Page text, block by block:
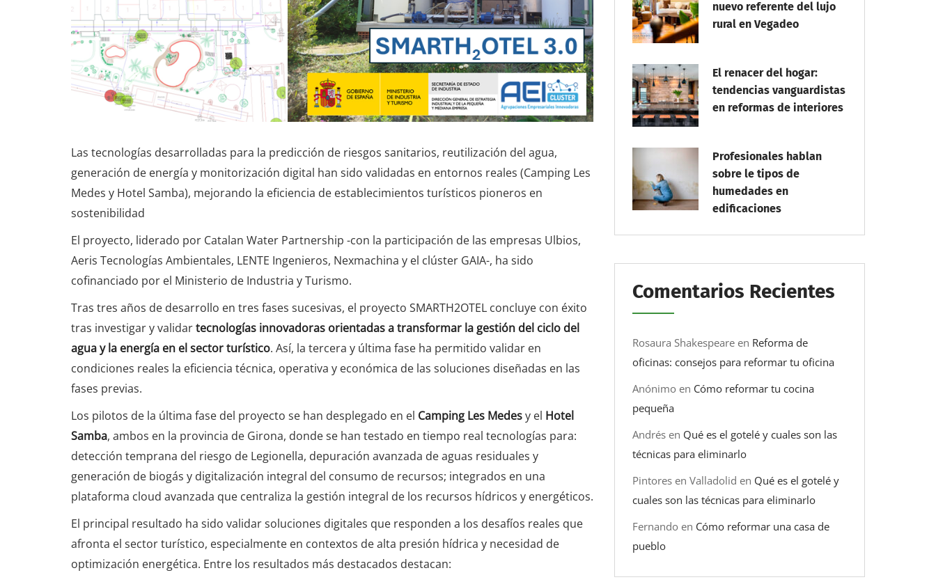
Las tecnologías desarrolladas para la predicción de riesgos sanitarios, reutilización del agua,
generación de energía y monitorización digital han sido validadas en entornos reales (Camping Les
Medes y Hotel Samba), mejorando la eficiencia de establecimientos turísticos pioneros en
sostenibilidad
El proyecto, liderado por Catalan Water Partnership -con la participación de las empresas Ulbios,
Aeris Tecnologías Ambientales, LENTE Ingenieros, Nexmachina y el clúster GAIA-, ha sido
cofinanciado por el Ministerio de Industria y Turismo.
Tras tres años de desarrollo en tres fases sucesivas, el proyecto SMARTH2OTEL concluye con éxito
tras investigar y validartecnologías innovadoras orientadas a transformar la gestión del ciclo del
agua y la energía en el sector turístico. Así, la tercera y última fase ha permitido validar en
condiciones reales la eficiencia técnica, operativa y económica de las soluciones diseñadas en las
fases previas.
Los pilotos de la última fase del proyecto se han desplegado en el Camping Les Medesy el Hotel
Samba, ambos en la provincia de Girona, donde se han testado en tiempo real tecnologías para:
detección temprana del riesgo de Legionella, depuración avanzada de aguas residuales y
generación de biogás y digitalización integral del consumo de recursos; integrados en una
plataforma cloud avanzada que centraliza la gestión integral de los recursos hídricos y energéticos.
El principal resultado ha sido validar soluciones digitales que responden a los desafíos reales que
afronta el sector turístico, especialmente en contextos de alta presión hídrica y necesidad de
optimización energética. Entre los resultados más destacados destacan:
nuevo referente del lujo
rural en Vegadeo
El renacer del hogar:
tendencias vanguardistas
en reformas de interiores
Profesionales hablan
sobre le tipos de
humedades en
edificaciones
Comentarios Recientes
Rosaura Shakespeare en Reforma de
oficinas: consejos para reformar tu oficina
Anónimo en Cómo reformar tu cocina
pequeña
Andrés en Qué es el gotelé y cuales son las
técnicas para eliminarlo
Pintores en Valladolid en Qué es el gotelé y
cuales son las técnicas para eliminarlo
Fernando en Cómo reformar una casa de
pueblo